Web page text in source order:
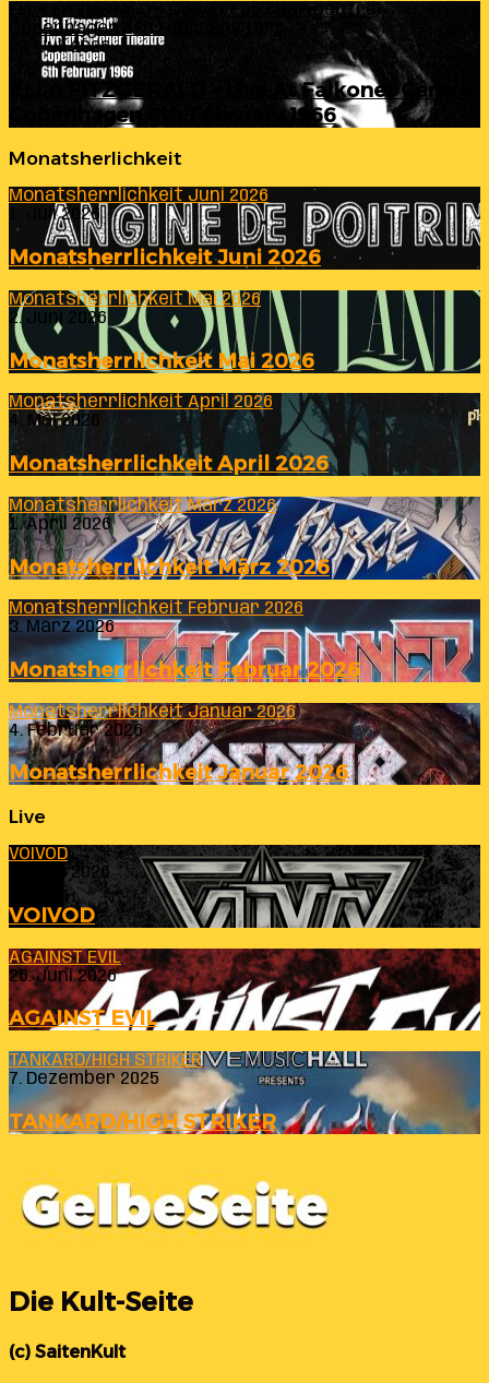
ELLA FITZGERALD – Live At Falkoner Centre
Copenhagen 6th February 1966
23. Juli 2026
ELLA FITZGERALD – Live At Falkoner Centre
Copenhagen 6th February 1966
Monatsherlichkeit
Monatsherrlichkeit Juni 2026
1. Juli 2026
Monatsherrlichkeit Juni 2026
Monatsherrlichkeit Mai 2026
2. Juni 2026
Monatsherrlichkeit Mai 2026
Monatsherrlichkeit April 2026
4. Mai 2026
Monatsherrlichkeit April 2026
Monatsherrlichkeit März 2026
1. April 2026
Monatsherrlichkeit März 2026
Monatsherrlichkeit Februar 2026
3. März 2026
Monatsherrlichkeit Februar 2026
Monatsherrlichkeit Januar 2026
4. Februar 2026
Monatsherrlichkeit Januar 2026
Live
VOIVOD
23. Juli 2026
VOIVOD
AGAINST EVIL
26. Juni 2026
AGAINST EVIL
TANKARD/HIGH STRIKER
7. Dezember 2025
TANKARD/HIGH STRIKER
Die Kult-Seite
(c) SaitenKult